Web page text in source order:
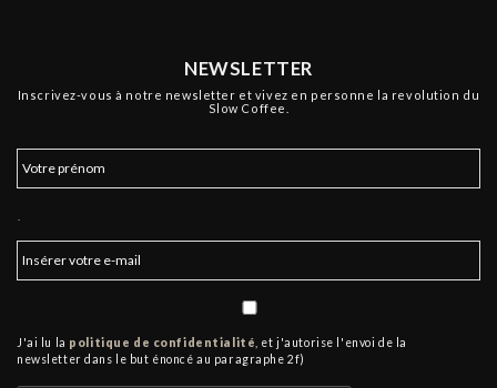
NEWSLETTER
Inscrivez-vous à notre newsletter et vivez en personne la revolution du
Slow Coffee.
J'ai lu la politique de confidentialité , et j'autorise l'envoi de la
newsletter dans le but énoncé au paragraphe 2f)